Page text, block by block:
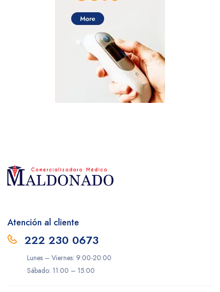
Atención al cliente
222 230 0673
Lunes – Viernes: 9:00-20:00
Sábado: 11:00 – 15:00